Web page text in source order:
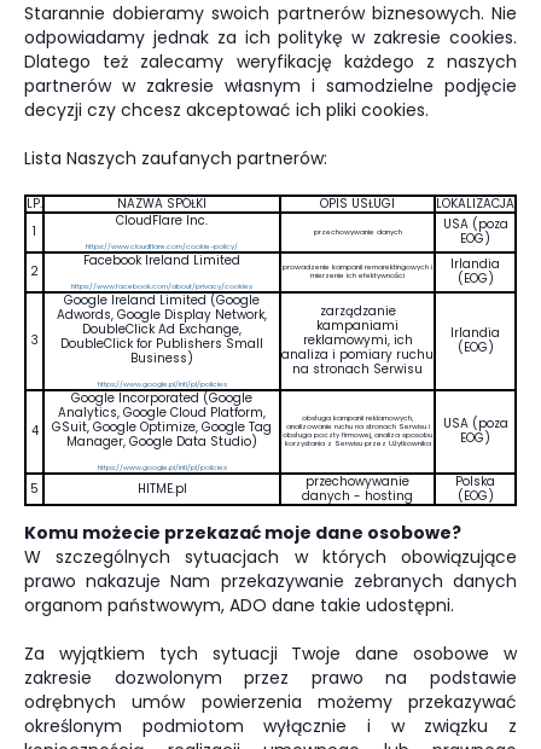
Starannie dobieramy swoich partnerów biznesowych. Nie
odpowiadamy jednak za ich politykę w zakresie cookies.
Dlatego też zalecamy weryfikację każdego z naszych
partnerów w zakresie własnym i samodzielne podjęcie
decyzji czy chcesz akceptować ich pliki cookies.
Lista Naszych zaufanych partnerów:
LP. NAZWA SPÓŁKI OPIS USŁUGI
LOKALIZACJA
1
CloudFlare Inc.
https://www.cloudflare.com/cookie-policy/
przechowywanie danych
USA (poza
EOG)
2
Facebook Ireland Limited
https://www.facebook.com/about/privacy/cookies
prowadzenie kampanii remarektingowych i
mierzenie ich efektywności
Irlandia
(EOG)
3
Google Ireland Limited (Google
Adwords, Google Display Network,
DoubleClick Ad Exchange,
DoubleClick for Publishers Small
Business)
https://www.google.pl/intl/pl/policies
zarządzanie
kampaniami
reklamowymi, ich
analiza i pomiary ruchu
na stronach Serwisu
Irlandia
(EOG)
4
Google Incorporated (Google
Analytics, Google Cloud Platform,
GSuit, Google Optimize, Google Tag
Manager, Google Data Studio)
https://www.google.pl/intl/pl/policies
obsługa kampanii reklamowych,
analizowanie ruchu na stronach Serwisu i
obsługa poczty firmowej, analiza sposobu
korzystania z Serwisu przez Użytkownika
USA (poza
EOG)
5 HITME.pl
przechowywanie
danych - hosting
Polska
(EOG)
Komu możecie przekazać moje dane osobowe?
W szczególnych sytuacjach w których obowiązujące
prawo nakazuje Nam przekazywanie zebranych danych
organom państwowym, ADO dane takie udostępni.
Za wyjątkiem tych sytuacji Twoje dane osobowe w
zakresie dozwolonym przez prawo na podstawie
odrębnych umów powierzenia możemy przekazywać
określonym podmiotom wyłącznie i w związku z